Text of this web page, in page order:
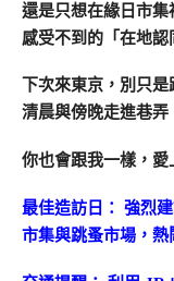
還是只想在緣日市
感受不到的「在地認
下次來東京，別只
清晨與傍晚走進巷弄
你也會跟我一樣，愛
最佳造訪日： 強烈
市集與跳蚤市場，熱